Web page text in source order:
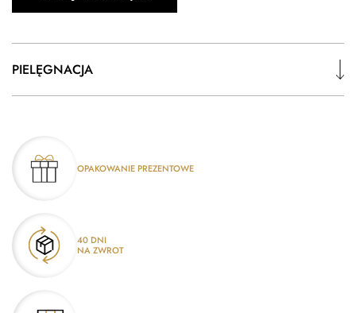
PIELĘGNACJA
OPAKOWANIE PREZENTOWE
40 DNI
NA ZWROT